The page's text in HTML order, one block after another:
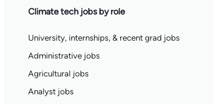
Climate tech jobs by role
University, internships, & recent grad jobs
Administrative jobs
Agricultural jobs
Analyst jobs